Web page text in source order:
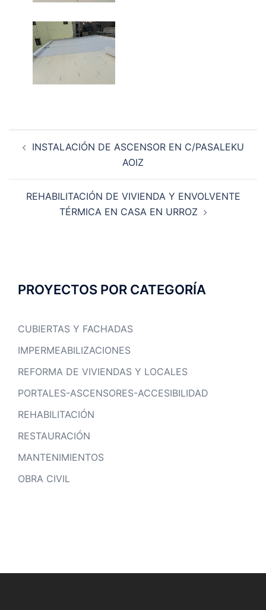
Navegación
de INSTALACIÓN DE ASCENSOR EN C/PASALEKU
AOIZ
REHABILITACIÓN DE VIVIENDA Y ENVOLVENTE
TÉRMICA EN CASA EN URROZ
PROYECTOS POR CATEGORÍA
CUBIERTAS Y FACHADAS
IMPERMEABILIZACIONES
REFORMA DE VIVIENDAS Y LOCALES
PORTALES-ASCENSORES-ACCESIBILIDAD
REHABILITACIÓN
RESTAURACIÓN
MANTENIMIENTOS
OBRA CIVIL